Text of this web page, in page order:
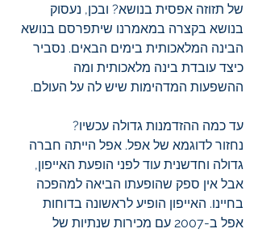
של תזוזה אפסית בנושא? ובכן, נעסוק
בנושא בקצרה במאמרנו שיתפרסם בנושא
הבינה המלאכותית בימים הבאים. נסביר
כיצד עובדת בינה מלאכותית ומה
ההשפעות המדהימות שיש לה על העולם.
עד כמה ההזדמנות גדולה עכשיו?
נחזור לדוגמא של אפל. אפל הייתה חברה
גדולה וחדשנית עוד לפני הופעת האייפון,
אבל אין ספק שהופעתו הביאה למהפכה
בחיינו. האייפון הופיע לראשונה בדוחות
אפל ב-2007 עם מכירות שנתיות של